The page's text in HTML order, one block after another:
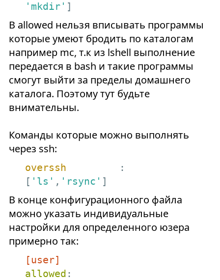
'mkdir' ]
В allowed нельзя вписывать программы
которые умеют бродить по каталогам
например mc, т.к из lshell выполнение
передается в bash и такие программы
смогут выйти за пределы домашнего
каталога. Поэтому тут будьте
внимательны.
Команды которые можно выполнять
через ssh:
overssh
         :
[ 'ls' , 'rsync' ]
В конце конфигурационного файла
можно указать индивидуальные
настройки для определенного юзера
примерно так:
[user]
allowed